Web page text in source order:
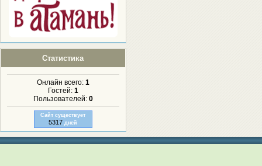
Статистика
Онлайн всего: 1
Гостей: 1
Пользователей: 0
Сайт существует
5317 дней